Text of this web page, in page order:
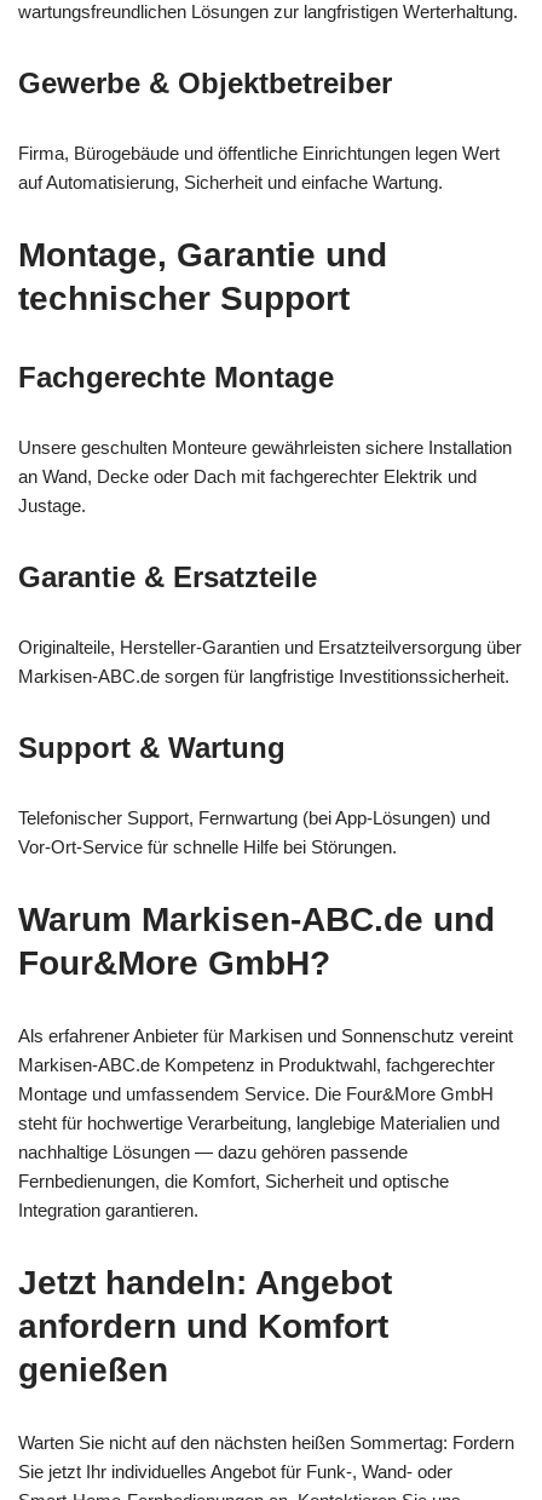
wartungsfreundlichen Lösungen zur langfristigen Werterhaltung.
Gewerbe & Objektbetreiber
Firma, Bürogebäude und öffentliche Einrichtungen legen Wert
auf Automatisierung, Sicherheit und einfache Wartung.
Montage, Garantie und
technischer Support
Fachgerechte Montage
Unsere geschulten Monteure gewährleisten sichere Installation
an Wand, Decke oder Dach mit fachgerechter Elektrik und
Justage.
Garantie & Ersatzteile
Originalteile, Hersteller-Garantien und Ersatzteilversorgung über
Markisen-ABC.de sorgen für langfristige Investitionssicherheit.
Support & Wartung
Telefonischer Support, Fernwartung (bei App-Lösungen) und
Vor-Ort-Service für schnelle Hilfe bei Störungen.
Warum Markisen-ABC.de und
Four&More GmbH?
Als erfahrener Anbieter für Markisen und Sonnenschutz vereint
Markisen-ABC.de Kompetenz in Produktwahl, fachgerechter
Montage und umfassendem Service. Die Four&More GmbH
steht für hochwertige Verarbeitung, langlebige Materialien und
nachhaltige Lösungen — dazu gehören passende
Fernbedienungen, die Komfort, Sicherheit und optische
Integration garantieren.
Jetzt handeln: Angebot
anfordern und Komfort
genießen
Warten Sie nicht auf den nächsten heißen Sommertag: Fordern
Sie jetzt Ihr individuelles Angebot für Funk-, Wand- oder